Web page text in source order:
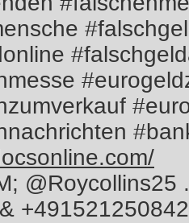
@Roycollins25 .